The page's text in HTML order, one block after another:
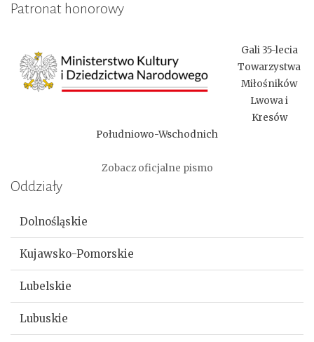
Patronat honorowy
Gali 35-lecia
Towarzystwa
Miłośników
Lwowa i
Kresów
Południowo-Wschodnich
Zobacz oficjalne pismo
Oddziały
Dolnośląskie
Kujawsko-Pomorskie
Lubelskie
Lubuskie